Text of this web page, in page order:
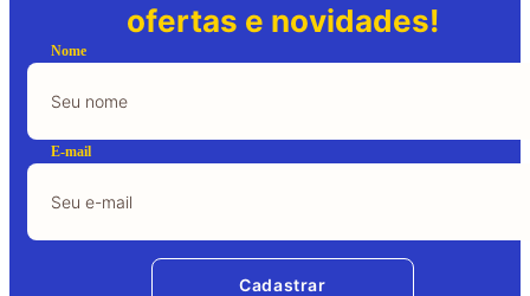
ofertas e novidades!
Nome
E-mail
Cadastrar